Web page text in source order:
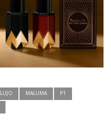
LUJO MALUMA
P1